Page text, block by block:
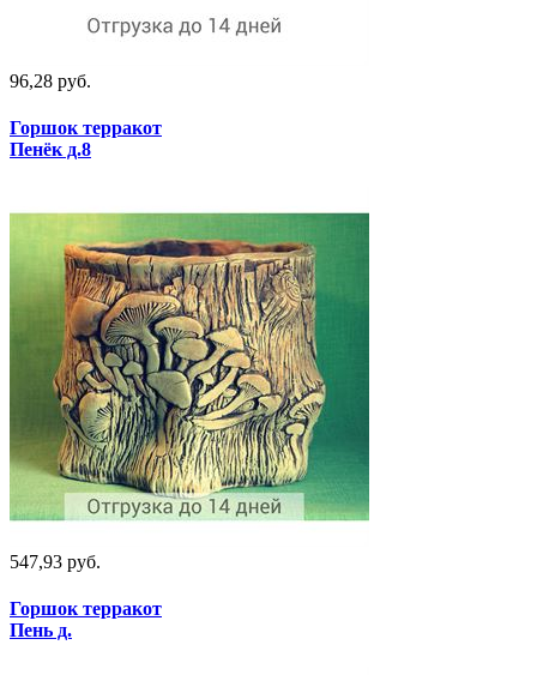
96,28 руб.
Горшок терракот
Пенёк д.8
547,93 руб.
Горшок терракот
Пень д.